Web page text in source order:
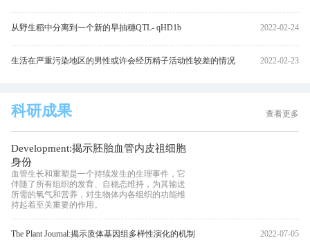
从野生稻中分离到一个新的早抽穗QTL- qHD1b 2022-02-24
生活在严重污染地区的男性或许会经历精子活动性较差的情况 2022-02-23
科研成果 查看更多
Development:揭示胚胎血管内皮祖细胞
身份
血管生长和重塑是一个持续发生的生理事件，它
伴随了所有组织的发育、自稳态维持，为其输送
所需的氧气和营养，对生物体内各组织的功能维
持起着至关重要的作用。
The Plant Journal:揭示质体基因组多样性演化的机制 2022-07-05